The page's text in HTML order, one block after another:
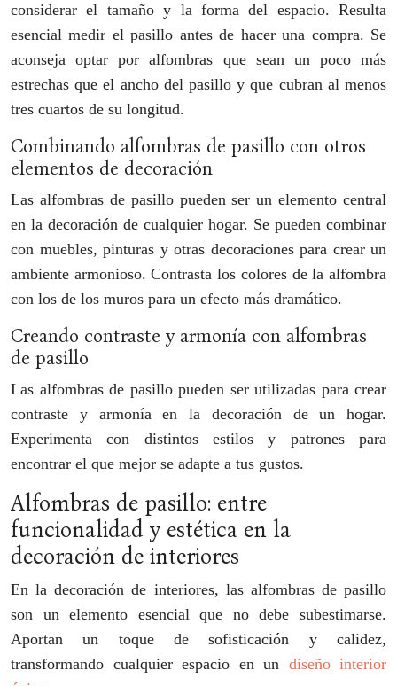
considerar el tamaño y la forma del espacio. Resulta
esencial medir el pasillo antes de hacer una compra. Se
aconseja optar por alfombras que sean un poco más
estrechas que el ancho del pasillo y que cubran al menos
tres cuartos de su longitud.
Combinando alfombras de pasillo con otros
elementos de decoración
Las alfombras de pasillo pueden ser un elemento central
en la decoración de cualquier hogar. Se pueden combinar
con muebles, pinturas y otras decoraciones para crear un
ambiente armonioso. Contrasta los colores de la alfombra
con los de los muros para un efecto más dramático.
Creando contraste y armonía con alfombras
de pasillo
Las alfombras de pasillo pueden ser utilizadas para crear
contraste y armonía en la decoración de un hogar.
Experimenta con distintos estilos y patrones para
encontrar el que mejor se adapte a tus gustos.
Alfombras de pasillo: entre
funcionalidad y estética en la
decoración de interiores
En la decoración de interiores, las alfombras de pasillo
son un elemento esencial que no debe subestimarse.
Aportan un toque de sofisticación y calidez,
transformando cualquier espacio en un diseño interior